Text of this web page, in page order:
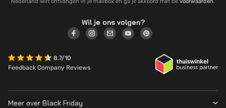
Wil je ons volgen?
8.7/10
Feedback Company Reviews
Meer over Black Friday